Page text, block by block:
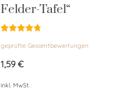
Felder-Tafel“
mit
von 5
geprüfte Gesamtbewertungen
1,59€
inkl. MwSt.